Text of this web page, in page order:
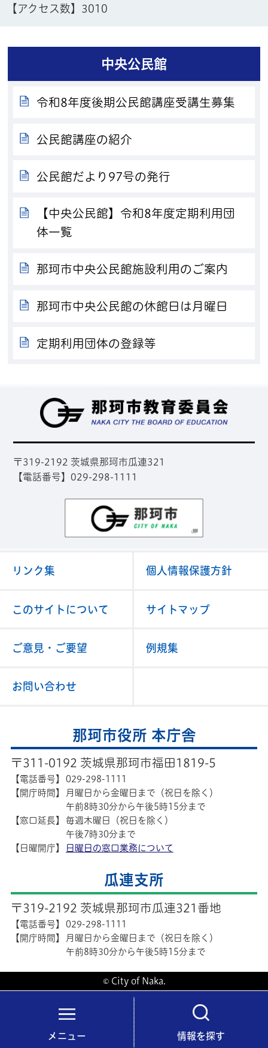
メニュー 情報を探す
【アクセス数】 3010
中央公民館
令和8年度後期公民館講座受講生募集
公民館講座の紹介
公民館だより97号の発行
【中央公民館】令和8年度定期利用団
体一覧
那珂市中央公民館施設利用のご案内
那珂市中央公民館の休館日は月曜日
定期利用団体の登録等
〒319-2192 茨城県那珂市瓜連321
【電話番号】029-298-1111
リンク集 個人情報保護方針
このサイトについて サイトマップ
ご意見・ご要望 例規集
お問い合わせ
那珂市役所 本庁舎
〒311-0192 茨城県那珂市福田1819-5
【電話番号】
029-298-1111
【開庁時間】
月曜日から金曜日まで（祝日を除く）
午前8時30分から午後5時15分まで
【窓口延長】
毎週木曜日（祝日を除く）
午後7時30分まで
【日曜開庁】
日曜日の窓口業務について
瓜連支所
〒319-2192 茨城県那珂市瓜連321番地
【電話番号】
029-298-1111
【開庁時間】
月曜日から金曜日まで（祝日を除く）
午前8時30分から午後5時15分まで
© City of Naka.